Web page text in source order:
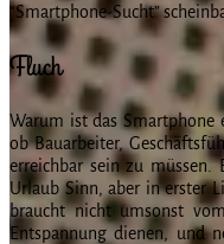
“Smartphone-Sucht”
Fluch
Warum ist das Smartphone
ob Bauarbeiter,
erreichbar sein zu müssen.
Urlaub Sinn, aber in erster
braucht nicht umsonst
Entspannung dienen, und